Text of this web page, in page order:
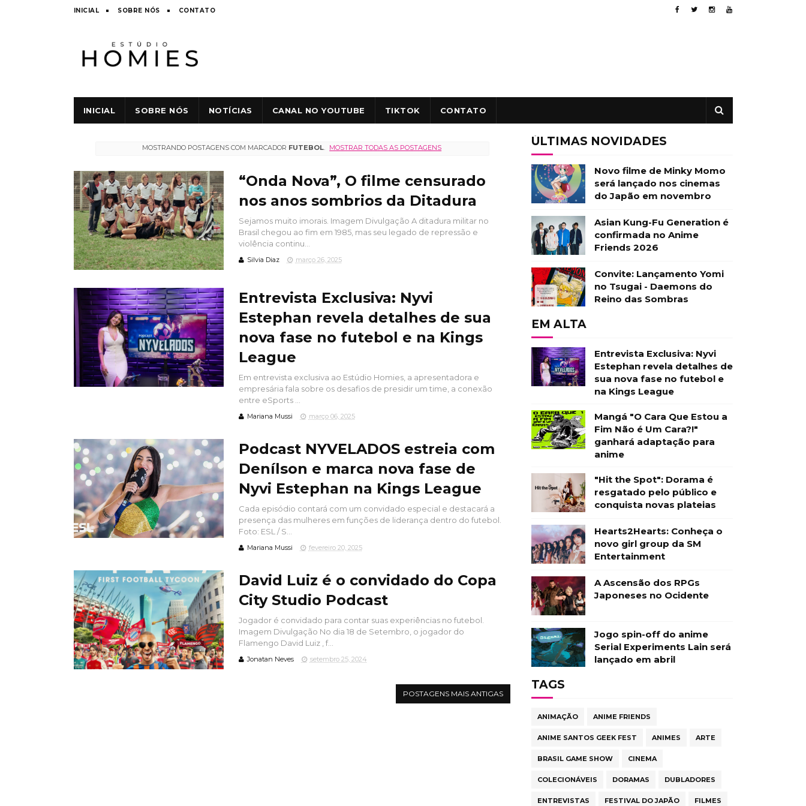
INICIAL SOBRE NÓS CONTATO
INICIAL SOBRE NÓS NOTÍCIAS CANAL NO YOUTUBE TIKTOK CONTATO
MOSTRANDO POSTAGENS COM MARCADOR FUTEBOL. MOSTRAR TODAS AS POSTAGENS
“Onda Nova”, O filme censurado
nos anos sombrios da Ditadura
Sejamos muito imorais. Imagem Divulgação A ditadura militar no
Brasil chegou ao fim em 1985, mas seu legado de repressão e
violência continu...
Silvia Diaz março 26, 2025
Entrevista Exclusiva: Nyvi
Estephan revela detalhes de sua
nova fase no futebol e na Kings
League
Em entrevista exclusiva ao Estúdio Homies, a apresentadora e
empresária fala sobre os desafios de presidir um time, a conexão
entre eSports ...
Mariana Mussi março 06, 2025
Podcast NYVELADOS estreia com
Denílson e marca nova fase de
Nyvi Estephan na Kings League
Cada episódio contará com um convidado especial e destacará a
presença das mulheres em funções de liderança dentro do futebol.
Foto: ESL / S...
Mariana Mussi fevereiro 20, 2025
David Luiz é o convidado do Copa
City Studio Podcast
Jogador é convidado para contar suas experiências no futebol.
Imagem Divulgação No dia 18 de Setembro, o jogador do
Flamengo David Luiz , f...
Jonatan Neves setembro 25, 2024
POSTAGENS MAIS ANTIGAS
ÚLTIMAS NOVIDADES
Novo filme de Minky Momo
será lançado nos cinemas
do Japão em novembro
Asian Kung-Fu Generation é
confirmada no Anime
Friends 2026
Convite: Lançamento Yomi
no Tsugai - Daemons do
Reino das Sombras
EM ALTA
Entrevista Exclusiva: Nyvi
Estephan revela detalhes de
sua nova fase no futebol e
na Kings League
Mangá "O Cara Que Estou a
Fim Não é Um Cara?!"
ganhará adaptação para
anime
"Hit the Spot": Dorama é
resgatado pelo público e
conquista novas plateias
Hearts2Hearts: Conheça o
novo girl group da SM
Entertainment
A Ascensão dos RPGs
Japoneses no Ocidente
Jogo spin-off do anime
Serial Experiments Lain será
lançado em abril
TAGS
ANIMAÇÃO ANIME FRIENDS
ANIME SANTOS GEEK FEST ANIMES ARTE
BRASIL GAME SHOW CINEMA
COLECIONÁVEIS DORAMAS DUBLADORES
ENTREVISTAS FESTIVAL DO JAPÃO FILMES